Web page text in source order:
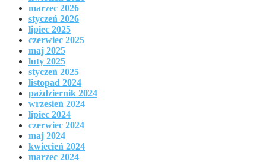
marzec 2026
styczeń 2026
lipiec 2025
czerwiec 2025
maj 2025
luty 2025
styczeń 2025
listopad 2024
październik 2024
wrzesień 2024
lipiec 2024
czerwiec 2024
maj 2024
kwiecień 2024
marzec 2024